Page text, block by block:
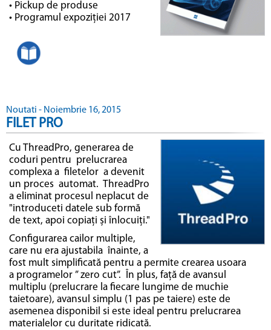
• Pickup de produse
• Programul expoziției 2017
Noutati - Noiembrie 16, 2015
FILET PRO
Cu ThreadPro, generarea de
coduri pentru prelucrarea
complexa a filetelor a devenit
un proces automat. ThreadPro
a eliminat procesul neplacut de
"introduceti datele sub formă
de text, apoi copiați și înlocuiți."
Configurarea cailor multiple,
care nu era ajustabila înainte, a
fost mult simplificată pentru a permite crearea usoara
a programelor ” zero cut”. În plus, față de avansul
multiplu (prelucrare la fiecare lungime de muchie
taietoare), avansul simplu (1 pas pe taiere) este de
asemenea disponibil si este ideal pentru prelucrarea
materialelor cu duritate ridicată.